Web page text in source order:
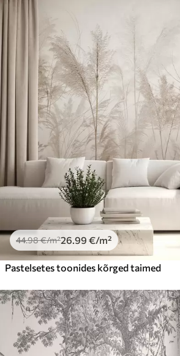
44.98€/m²26.99 €/m²
Pastelsetes toonides kõrged taimed